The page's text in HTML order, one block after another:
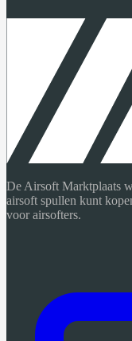
De Airsoft Marktplaats
airsoft spullen kunt
voor airsofters.